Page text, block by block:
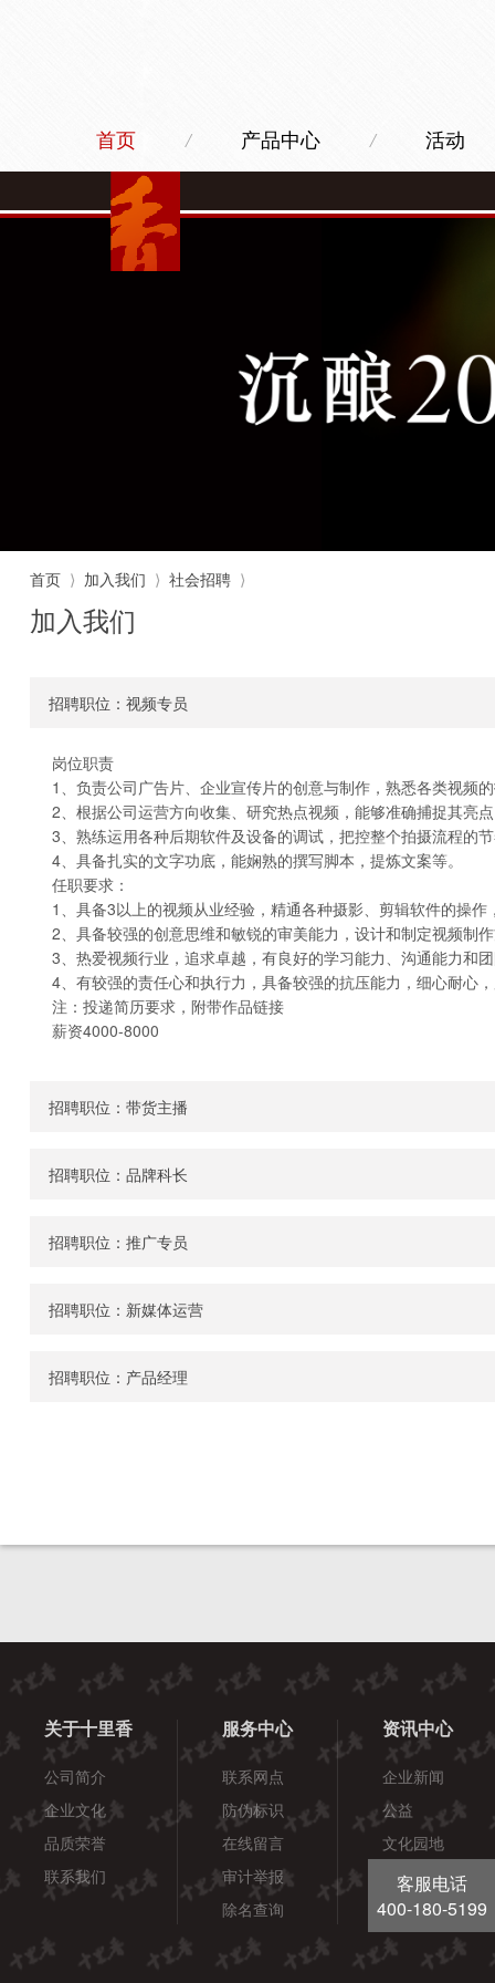
首页 / 产品中心 / 活动
首页 ⟩ 加入我们 ⟩ 社会招聘 ⟩
加入我们
招聘职位：视频专员
岗位职责
1、负责公司广告片、企业宣传片的创意与制作，熟悉各类视频
2、根据公司运营方向收集、研究热点视频，能够准确捕捉其亮
3、熟练运用各种后期软件及设备的调试，把控整个拍摄流程的
4、具备扎实的文字功底，能娴熟的撰写脚本，提炼文案等。
任职要求：
1、具备3以上的视频从业经验，精通各种摄影、剪辑软件的操
2、具备较强的创意思维和敏锐的审美能力，设计和制定视频制
3、热爱视频行业，追求卓越，有良好的学习能力、沟通能力和
4、有较强的责任心和执行力，具备较强的抗压能力，细心耐心
注：投递简历要求，附带作品链接
薪资4000-8000
招聘职位：带货主播
招聘职位：品牌科长
招聘职位：推广专员
招聘职位：新媒体运营
招聘职位：产品经理
关于十里香
公司简介
企业文化
品质荣誉
联系我们
服务中心
联系网点
防伪标识
在线留言
审计举报
除名查询
资讯中心
企业新闻
公益
文化园地
酒健康
客服电话
400-180-5199